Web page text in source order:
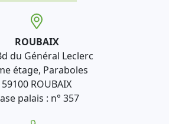
ROUBAIX
du Général Leclerc
étage, Paraboles
59100 ROUBAIX
palais : n° 357